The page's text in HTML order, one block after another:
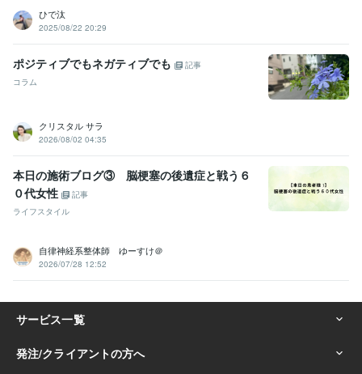
ひで汰
2025/08/22 20:29
ポジティブでもネガティブでも
記事
コラム
クリスタル サラ
2026/08/02 04:35
本日の施術ブログ③ 脳梗塞の後遺症と戦う６
０代女性
記事
ライフスタイル
自律神経系整体師 ゆーすけ＠
2026/07/28 12:52